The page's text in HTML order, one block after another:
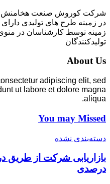
شرکت کوروش صنعت هخامنش
در زمینه طرح های تولیدی
زمینه توسط کارشناسان در
تولیدکنندگان
About Us
adipiscing elit, sed
ut labore et dolore magna
aliqua.
You may Missed
دسته‌بندی نشده
بازاریابی شرکت از طریق
درصدی